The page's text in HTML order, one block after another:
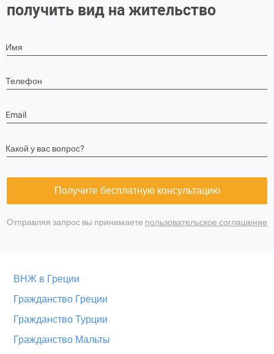
получить вид на жительство
Имя
Телефон
Email
Какой у вас вопрос?
Получите бесплатную консультацию
Отправляя запрос вы принимаете пользовательское соглашение
ВНЖ в Греции
Гражданство Греции
Гражданство Турции
Гражданство Мальты